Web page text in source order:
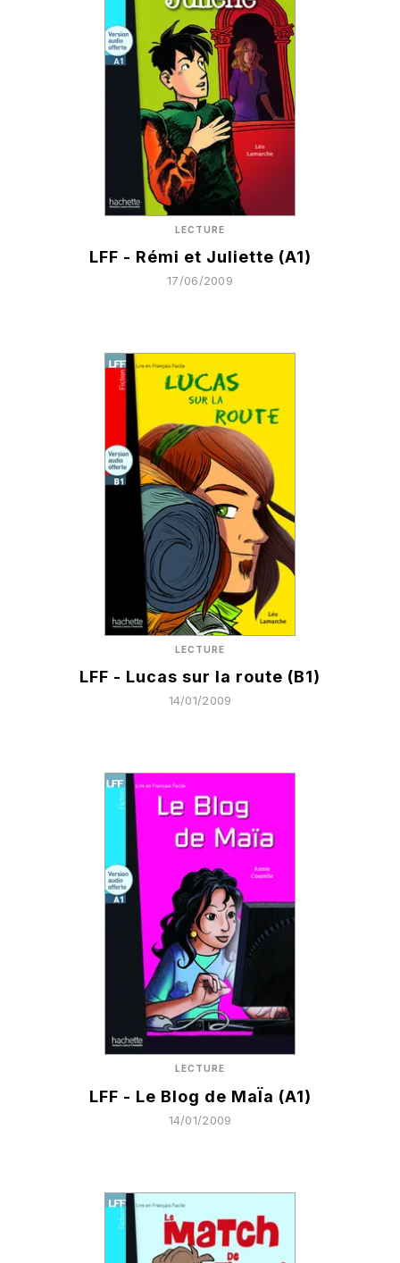
LECTURE
LFF - Rémi et Juliette (A1)
17/06/2009
LECTURE
LFF - Lucas sur la route (B1)
14/01/2009
LECTURE
LFF - Le Blog de MaÏa (A1)
14/01/2009